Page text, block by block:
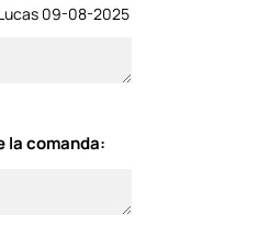
09-08-2025
la comanda: